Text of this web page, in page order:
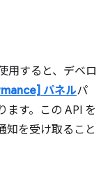
用すると、デベロ
パネルパ
ます。この API を
知を受け取ること